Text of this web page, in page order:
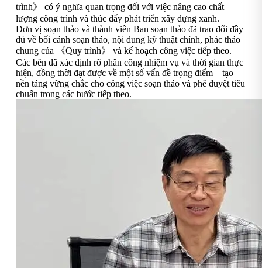
trình》 có ý nghĩa quan trọng đối với việc nâng cao chất
lượng công trình và thúc đẩy phát triển xây dựng xanh.
Đơn vị soạn thảo và thành viên Ban soạn thảo đã trao đổi đầy
đủ về bối cảnh soạn thảo, nội dung kỹ thuật chính, phác thảo
chung của 《Quy trình》 và kế hoạch công việc tiếp theo.
Các bên đã xác định rõ phân công nhiệm vụ và thời gian thực
hiện, đồng thời đạt được về một số vấn đề trọng điểm – tạo
nền tảng vững chắc cho công việc soạn thảo và phê duyệt tiêu
chuẩn trong các bước tiếp theo.